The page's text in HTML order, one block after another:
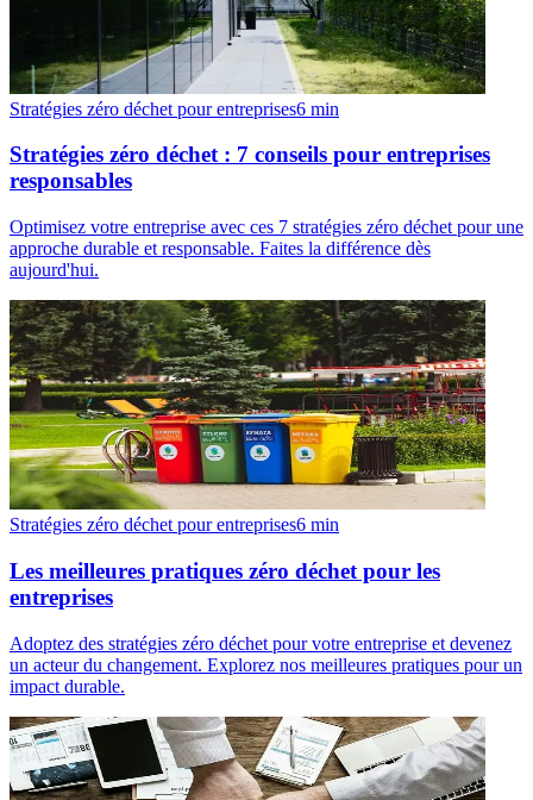
Stratégies zéro déchet pour entreprises6 min
Stratégies zéro déchet : 7 conseils pour entreprises
responsables
Optimisez votre entreprise avec ces 7 stratégies zéro déchet pour une
approche durable et responsable. Faites la différence dès
aujourd'hui.
Stratégies zéro déchet pour entreprises6 min
Les meilleures pratiques zéro déchet pour les
entreprises
Adoptez des stratégies zéro déchet pour votre entreprise et devenez
un acteur du changement. Explorez nos meilleures pratiques pour un
impact durable.